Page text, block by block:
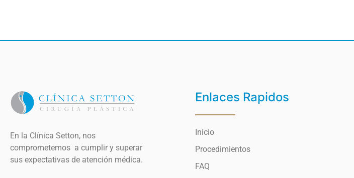
En la Clínica Setton, nos
comprometemos a cumplir y superar
sus expectativas de atención médica.
Enlaces Rapidos
Inicio
Procedimientos
FAQ